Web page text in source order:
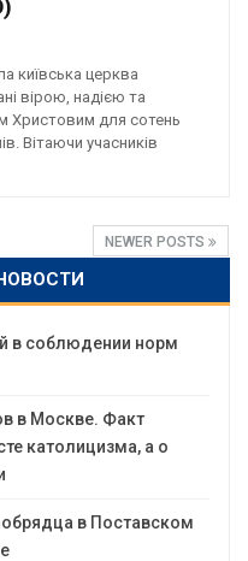
київська церква
вірою, надією та
Христовим для сотень
Вітаючи учасників
NEWER POSTS
в соблюдении норм
в Москве. Факт
католицизма, а о
в Поставском